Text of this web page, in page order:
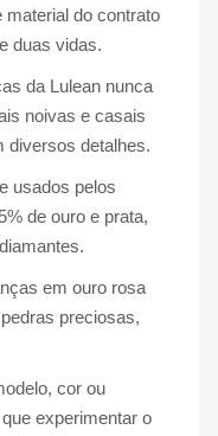
material do contrato
duas vidas.
da Lulean nunca
noivas e casais
diversos detalhes.
usados ​​pelos
de ouro e prata,
em ouro rosa
preciosas,
cor ou
experimentar o